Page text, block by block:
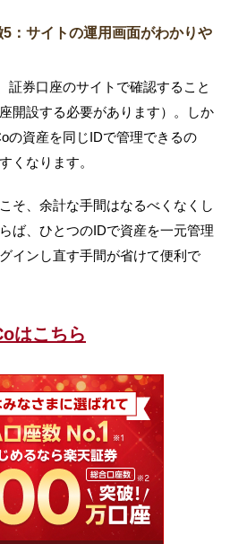
：サイトの運用画面がわかりや
証券口座のサイトで確認すること
開設する必要があります）。しか
の資産を同じIDで管理できるの
くなります。
そ、余計な手間はなるべくなくし
ば、ひとつのIDで資産を一元管理
インし直す手間が省けて便利で
はこちら